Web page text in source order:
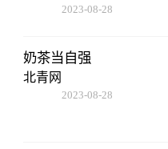
2023-08-28
奶茶当自强
北青网
2023-08-28